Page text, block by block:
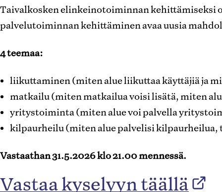
Taivalkosken elinkeinotoiminnan kehittämiseksi
palvelutoiminnan kehittäminen avaa uusia
4 teemaa:
liikuttaminen (miten alue liikuttaa käyttäjiä ja
matkailu (miten matkailua voisi lisätä, miten
yritystoiminta (miten alue voi palvella
kilpaurheilu (miten alue palvelisi
Vastaathan 31.5.2026 klo 21.00 mennessä.
Vastaa kyselyyn täällä